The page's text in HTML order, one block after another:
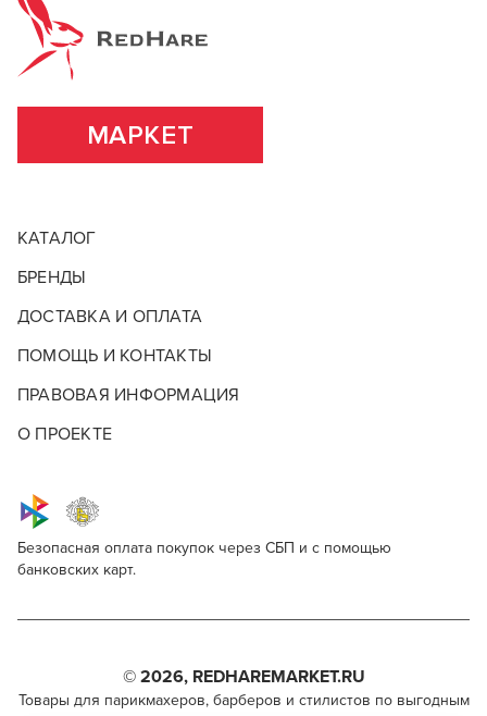
МАРКЕТ
КАТАЛОГ
БРЕНДЫ
ДОСТАВКА И ОПЛАТА
ПОМОЩЬ И КОНТАКТЫ
ПРАВОВАЯ ИНФОРМАЦИЯ
О ПРОЕКТЕ
Безопасная оплата покупок через СБП и с помощью
банковских карт.
© 2026, REDHAREMARKET.RU
Товары для парикмахеров, барберов и стилистов по выгодным
ОКРАШИВАНИЕ И КАМУФЛЯЖ REBEL
Поделитесь через социальные сети
ВКОНТАКТЕ
парикмахерам, барберам, колористам и другим
специалистам бьюти-индустрии.
Окрашивание и камуфляж REBEL BARBER
появления аккаунта rebel.bible в социальных сетях.
Основатели стремились изменить зарождающуюся
Опишите, что бы вы хотели видеть в
Что добавить?